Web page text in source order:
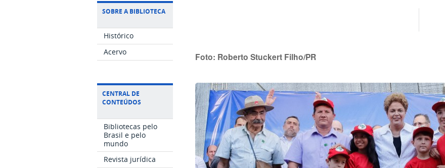
SOBRE A BIBLIOTECA
Histórico
Acervo
CENTRAL DE
CONTEÚDOS
Bibliotecas pelo
Brasil e pelo
mundo
Revista jurídica
Foto: Roberto Stuckert Filho/PR